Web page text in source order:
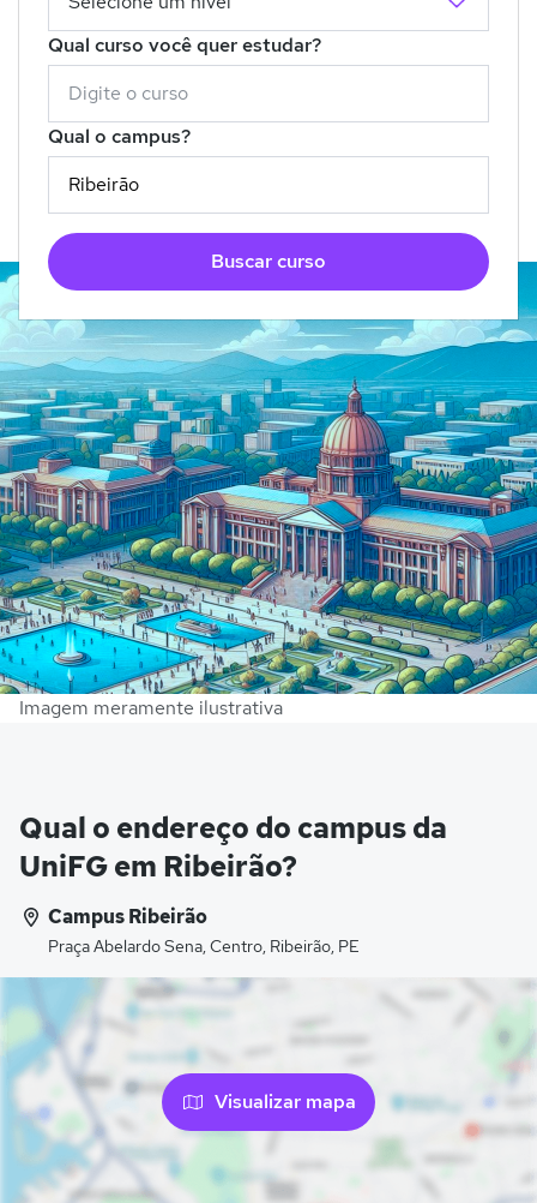
Qual curso você quer estudar?
Qual o campus?
Buscar curso
Imagem meramente ilustrativa
Qual o endereço do campus da
UniFG em Ribeirão?
Campus Ribeirão
Praça Abelardo Sena, Centro, Ribeirão, PE
Visualizar mapa